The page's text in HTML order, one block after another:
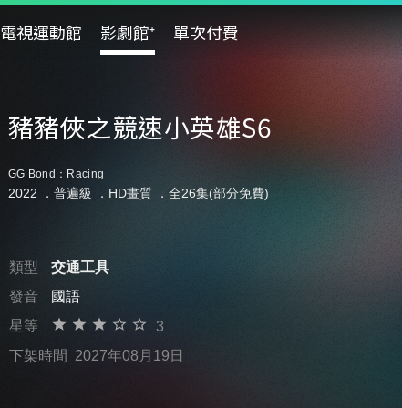
電視運動館 影劇館⁺ 單次付費
豬豬俠之競速小英雄S6
GG Bond：Racing
2022 ． 普遍級 ．HD畫質 ．全26集(部分免費)
類型
交通工具
發音
國語
星等
3
下架時間 2027年08月19日